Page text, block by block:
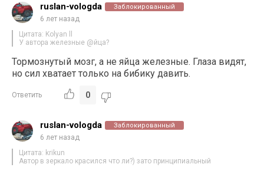
ruslan-vologda Заблокированный
6 лет назад
Цитата: Kolyan ll
У автора железные @йца?
Тормознутый мозг, а не яйца железные. Глаза видят,
но сил хватает только на бибику давить.
Ответить 0
ruslan-vologda Заблокированный
6 лет назад
Цитата: krikun
Автор в зеркало красился что ли?) зато принципиальный